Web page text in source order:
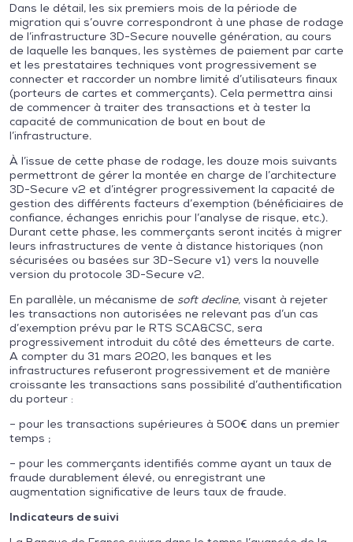
Dans le détail, les six premiers mois de la période de
migration qui s’ouvre correspondront à une phase de rodage
de l’infrastructure 3D-Secure nouvelle génération, au cours
de laquelle les banques, les systèmes de paiement par carte
et les prestataires techniques vont progressivement se
connecter et raccorder un nombre limité d’utilisateurs finaux
(porteurs de cartes et commerçants). Cela permettra ainsi
de commencer à traiter des transactions et à tester la
capacité de communication de bout en bout de
l’infrastructure.
À l’issue de cette phase de rodage, les douze mois suivants
permettront de gérer la montée en charge de l’architecture
3D-Secure v2 et d’intégrer progressivement la capacité de
gestion des différents facteurs d’exemption (bénéficiaires de
confiance, échanges enrichis pour l’analyse de risque, etc.).
Durant cette phase, les commerçants seront incités à migrer
leurs infrastructures de vente à distance historiques (non
sécurisées ou basées sur 3D-Secure v1) vers la nouvelle
version du protocole 3D-Secure v2.
En parallèle, un mécanisme de soft decline, visant à rejeter
les transactions non autorisées ne relevant pas d’un cas
d’exemption prévu par le RTS SCA&CSC, sera
progressivement introduit du côté des émetteurs de carte.
A compter du 31 mars 2020, les banques et les
infrastructures refuseront progressivement et de manière
croissante les transactions sans possibilité d’authentification
du porteur :
– pour les transactions supérieures à 500€ dans un premier
temps ;
– pour les commerçants identifiés comme ayant un taux de
fraude durablement élevé, ou enregistrant une
augmentation significative de leurs taux de fraude.
Indicateurs de suivi